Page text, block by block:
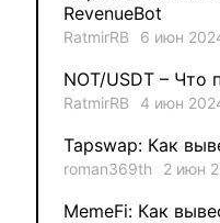
METAMINECRAFT
Kate_AAX 1
RevenueBot
RatmirRB 6 июн
NOT/USDT – Что
RatmirRB 4 июн
Tapswap: Как
roman369th 2 июн
MemeFi: Как